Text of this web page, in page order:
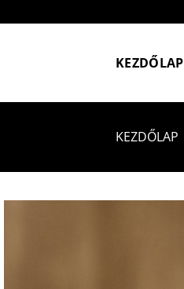
to
KEZDŐLAP
KEZDŐLAP